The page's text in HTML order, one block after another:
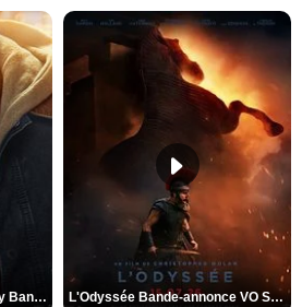
Spider-Man: Brand New Day Bande-annonce VO STFR L'Odyssée Bande-annonce VO STFR